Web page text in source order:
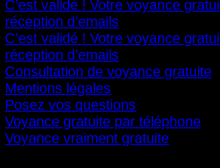
C’est validé ! Votre voyance
réception d’emails
C’est validé ! Votre voyance
réception d’emails
Consultation de voyance gratuite
Mentions légales
Posez vos questions
Voyance gratuite par téléphone
Voyance vraiment gratuite